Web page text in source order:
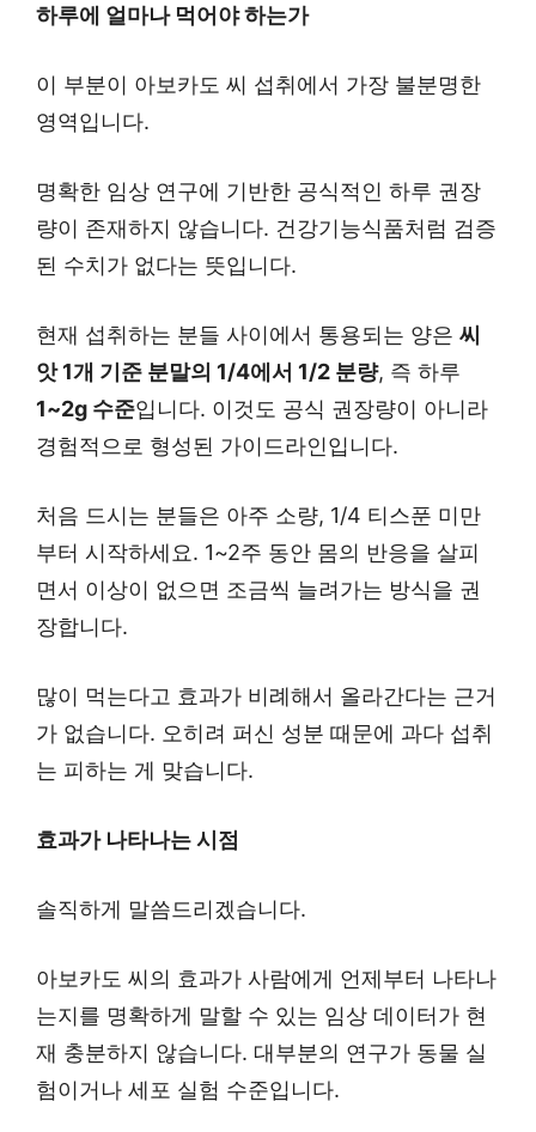
하루에 얼마나 먹어야 하는가
이 부분이 아보카도 씨 섭취에서 가장 불분명한
영역입니다.
명확한 임상 연구에 기반한 공식적인 하루 권장
량이 존재하지 않습니다. 건강기능식품처럼 검증
된 수치가 없다는 뜻입니다.
현재 섭취하는 분들 사이에서 통용되는 양은 씨
앗 1개 기준 분말의 1/4에서 1/2 분량, 즉 하루
1~2g 수준입니다. 이것도 공식 권장량이 아니라
경험적으로 형성된 가이드라인입니다.
처음 드시는 분들은 아주 소량, 1/4 티스푼 미만
부터 시작하세요. 1~2주 동안 몸의 반응을 살피
면서 이상이 없으면 조금씩 늘려가는 방식을 권
장합니다.
많이 먹는다고 효과가 비례해서 올라간다는 근거
가 없습니다. 오히려 퍼신 성분 때문에 과다 섭취
는 피하는 게 맞습니다.
효과가 나타나는 시점
솔직하게 말씀드리겠습니다.
아보카도 씨의 효과가 사람에게 언제부터 나타나
는지를 명확하게 말할 수 있는 임상 데이터가 현
재 충분하지 않습니다. 대부분의 연구가 동물 실
험이거나 세포 실험 수준입니다.